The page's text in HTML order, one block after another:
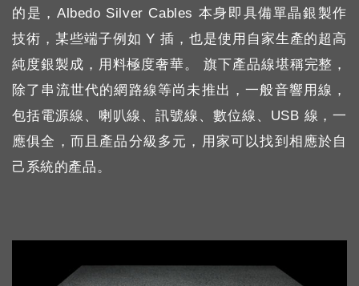
的是，Albedo Silver Cables 本身即具備單晶銀製作
技術，某些端子例如 Y 插，也是使用自家生產的超高
純度銀製成，用料極度奢華。 旗下產品線堪稱完整，
除了串流世代的網路線等尚未推出，一般音響用線，
包括電源線、喇叭線、訊號線、數位線、USB 線，一
應俱全，而且產品分級多元，用家可以找到相應於自
己系統的產品。